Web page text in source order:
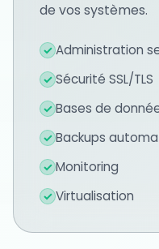
de vos systèmes.
✓ Administration
✓ Sécurité SSL/TLS
✓ Bases de
✓ Backups
✓ Monitoring
✓ Virtualisation